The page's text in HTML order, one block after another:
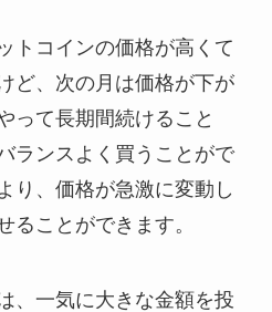
トコインの価格が高くて
ど、次の月は価格が下が
って長期間続けること
ランスよく買うことがで
り、価格が急激に変動し
ることができます。
、一気に大きな金額を投